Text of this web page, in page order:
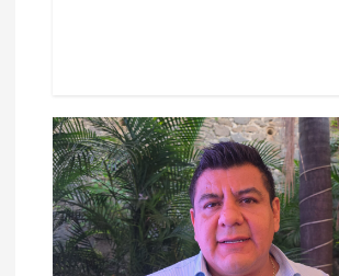
a
s